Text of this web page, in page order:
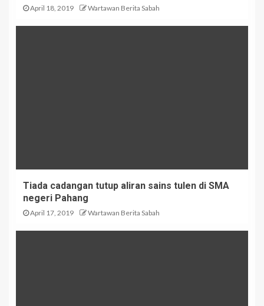
April 18, 2019 Wartawan Berita Sabah
Tiada cadangan tutup aliran sains tulen di SMA
negeri Pahang
April 17, 2019 Wartawan Berita Sabah